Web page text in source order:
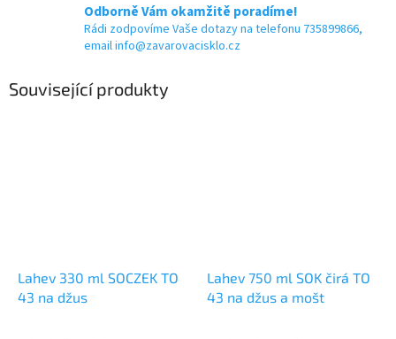
Odborně Vám okamžitě poradíme!
Rádi zodpovíme Vaše dotazy na telefonu 735899866,
email info@zavarovacisklo.cz
Související produkty
Lahev 330 ml SOCZEK TO
43 na džus
Lahev 750 ml SOK čirá TO
43 na džus a mošt